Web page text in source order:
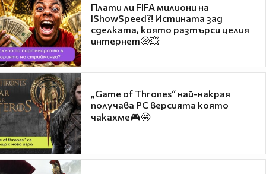
Плати ли FIFA милиони на
IShowSpeed?! Истината зад
сделката, която разтърси целия
интернет🤑💥
„Game of Thrones“ най-накрая
получава PC версията която
чакахме🎮🤩